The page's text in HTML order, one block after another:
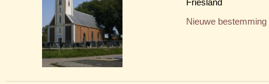
Friesland
Nieuwe bestemming